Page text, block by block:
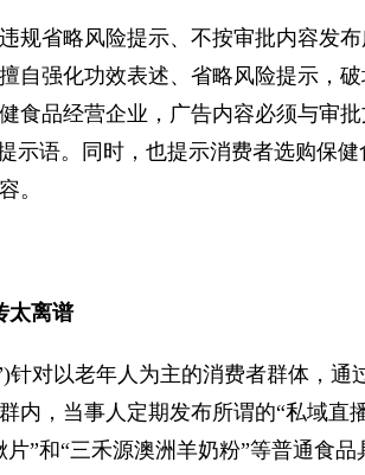
省略风险提示、不按审批内容发布
自强化功效表述、省略风险提示，
食品经营企业，广告内容必须与审
示语。同时，也提示消费者选购保
。
太离谱
对以老年人为主的消费者群体，通
内，当事人定期发布所谓的“私域直
”和“三禾源澳洲羊奶粉”等普通食品